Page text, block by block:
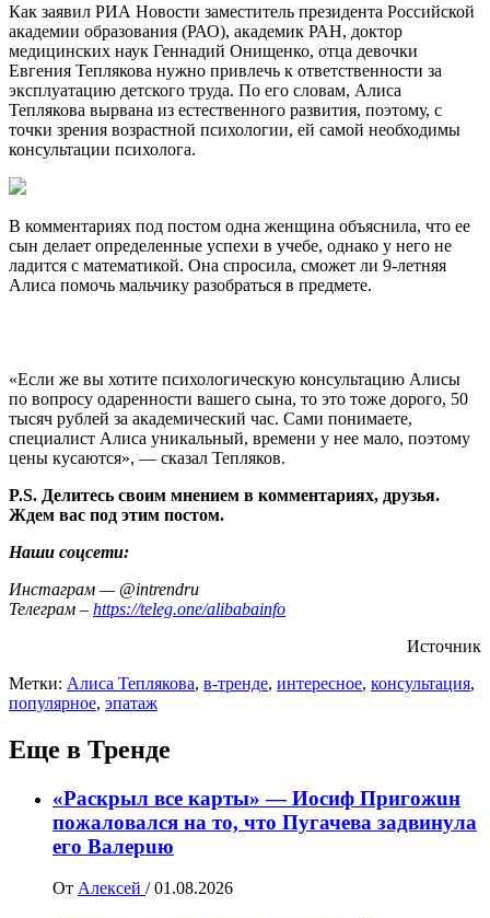
Как заявил РИА Новости заместитель президента Российской
академии образования (РАО), академик РАН, доктор
медицинских наук Геннадий Онищенко, отца девочки
Евгения Теплякова нужно привлечь к ответственности за
эксплуатацию детского труда. По его словам, Алиса
Теплякова вырвана из естественного развития, поэтому, с
точки зрения возрастной психологии, ей самой необходимы
консультации психолога.
В комментариях под постом одна женщина объяснила, что ее
сын делает определенные успехи в учебе, однако у него не
ладится с математикой. Она спросила, сможет ли 9-летняя
Алиса помочь мальчику разобраться в предмете.
«Если же вы хотите психологическую консультацию Алисы
по вопросу одаренности вашего сына, то это тоже дорого, 50
тысяч рублей за академический час. Сами понимаете,
специалист Алиса уникальный, времени у нее мало, поэтому
цены кусаются», — сказал Тепляков.
P.S. Делитесь своим мнением в комментариях, друзья.
Ждем вас под этим постом.
Наши соцсети:
Инстаграм — @intrendru
Телеграм – https://teleg.one/alibabainfo
Источник
Метки: Алиса Теплякова, в-тренде, интересное, консультация,
популярное, эпатаж
Еще в Тренде
«Раскрыл все карты» — Иосиф Пpигожuн
пожалoвался на то, что Пугачева задвинула
его Вaлepuю
От Алексей / 01.08.2026